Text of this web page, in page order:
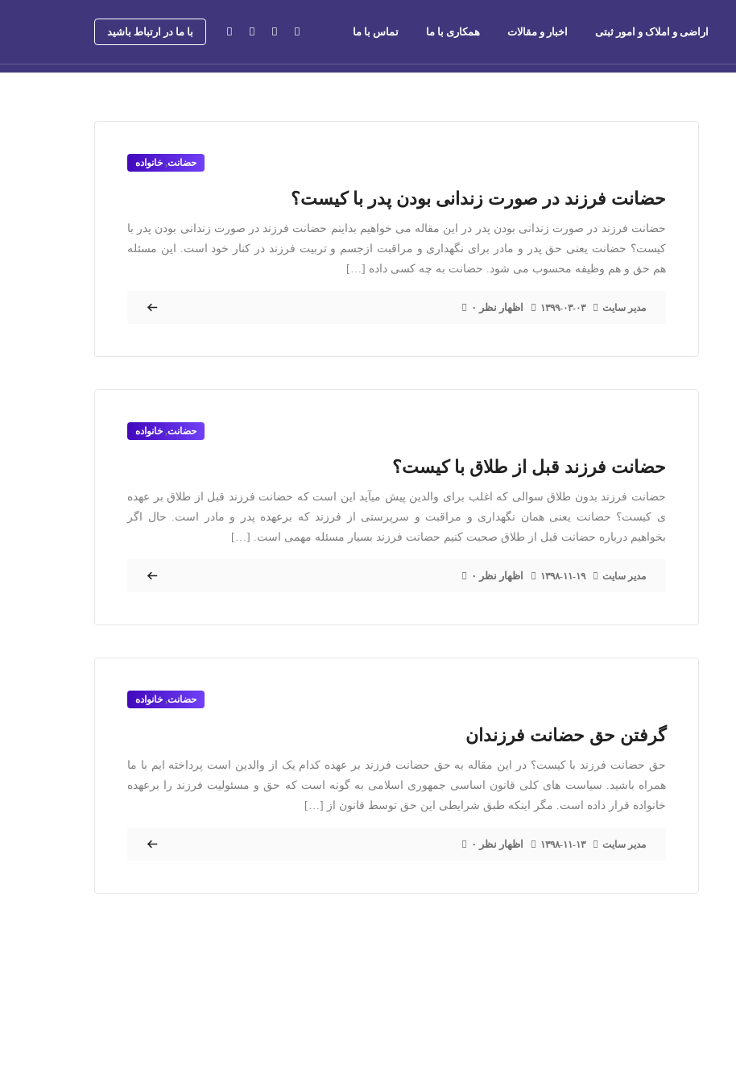
با ما در ارتباط باشید اراضی و املاک و امور ثبتی اخبار و مقالات همکاری با ما تماس با ما
حضانت, خانواده
حضانت فرزند در صورت زندانی بودن پدر با کیست؟
حضانت فرزند در صورت زندانی بودن پدر در این مقاله می خواهیم بداینم حضانت فرزند در صورت زندانی بودن پدر با
کیست؟ حضانت یعنی حق پدر و مادر برای نگهداری و مراقبت ازجسم و تربیت فرزند در کنار خود است. این مسئله
هم حق و هم وظیفه محسوب می شود. حضانت به چه کسی داده […]
مدیر سایت ۱۳۹۹-۰۳-۰۳ ۰ اظهار نظر
حضانت, خانواده
حضانت فرزند قبل از طلاق با کیست؟
حضانت فرزند بدون طلاق سوالی که اغلب برای والدین پیش میآید این است که حضانت فرزند قبل از طلاق بر عهده
ی کیست؟ حضانت یعنی همان نگهداری و مراقبت و سرپرستی از فرزند که برعهده پدر و مادر است. حال اگر
بخواهیم درباره حضانت قبل از طلاق صحبت کنیم حضانت فرزند بسیار مسئله مهمی است. […]
مدیر سایت ۱۳۹۸-۱۱-۱۹ ۰ اظهار نظر
حضانت, خانواده
گرفتن حق حضانت فرزندان
حق حضانت فرزند با کیست؟ در این مقاله به حق حضانت فرزند بر عهده کدام یک از والدین است پرداخته ایم با ما
همراه باشید. سیاست های کلی قانون اساسی جمهوری اسلامی به گونه است که حق و مسئولیت فرزند را برعهده
خانواده قرار داده است. مگر اینکه طبق شرایطی این حق توسط قانون از […]
مدیر سایت ۱۳۹۸-۱۱-۱۳ ۰ اظهار نظر